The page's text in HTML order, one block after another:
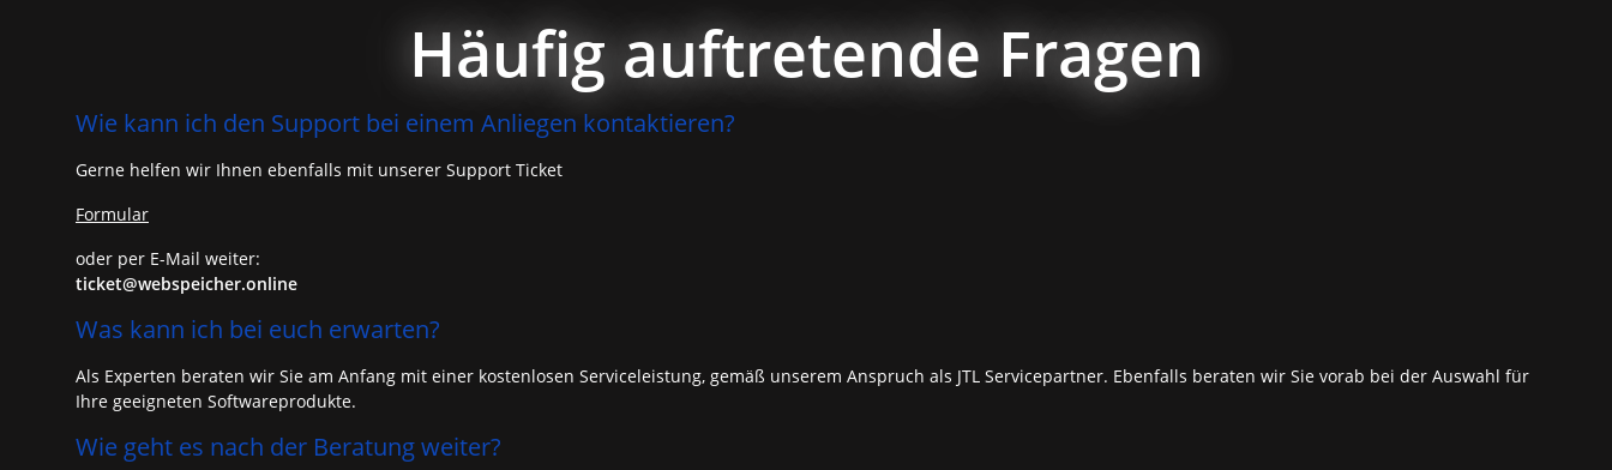
Häufig auftretende Fragen
Wie kann ich den Support bei einem Anliegen kontaktieren?
Gerne helfen wir Ihnen ebenfalls mit unserer Support Ticket
Formular
oder per E-Mail weiter:
ticket@webspeicher.online
Was kann ich bei euch erwarten?
Als Experten beraten wir Sie am Anfang mit einer kostenlosen Serviceleistung, gemäß unserem Anspruch als JTL Servicepartner. Ebenfalls beraten wir Sie vorab bei der Auswahl für
Ihre geeigneten Softwareprodukte.
Wie geht es nach der Beratung weiter?